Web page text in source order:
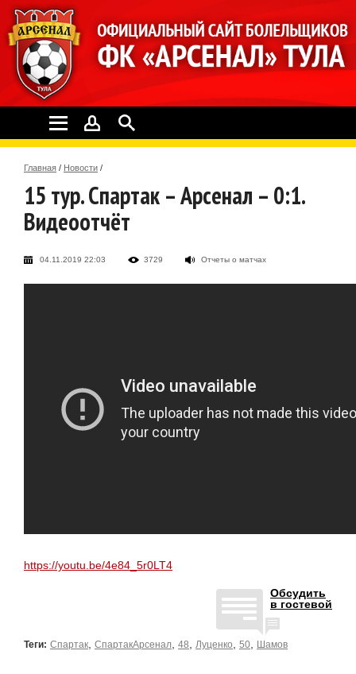
Главная / Новости /
15 тур. Спартак – Арсенал – 0:1.
Видеоотчёт
04.11.2019 22:03 3729 Отчеты о матчах
https://youtu.be/4e84_5r0LT4
Обсудить
в гостевой
Теги: Спартак СпартакАрсенал 48 Луценко 50 Шамов